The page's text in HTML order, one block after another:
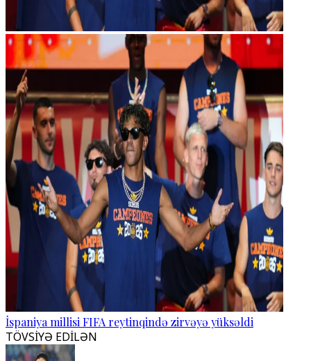
İspaniya millisi FIFA reytinqində zirvəyə yüksəldi
TÖVSİYƏ EDİLƏN